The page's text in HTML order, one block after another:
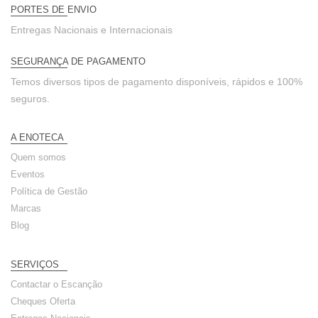
PORTES DE ENVIO
Entregas Nacionais e Internacionais
SEGURANÇA DE PAGAMENTO
Temos diversos tipos de pagamento disponíveis, rápidos e 100%
seguros.
A ENOTECA
Quem somos
Eventos
Política de Gestão
Marcas
Blog
SERVIÇOS
Contactar o Escanção
Cheques Oferta